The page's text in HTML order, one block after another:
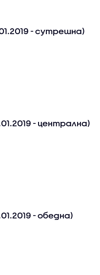
- сутрешна)
- централна)
- обедна)